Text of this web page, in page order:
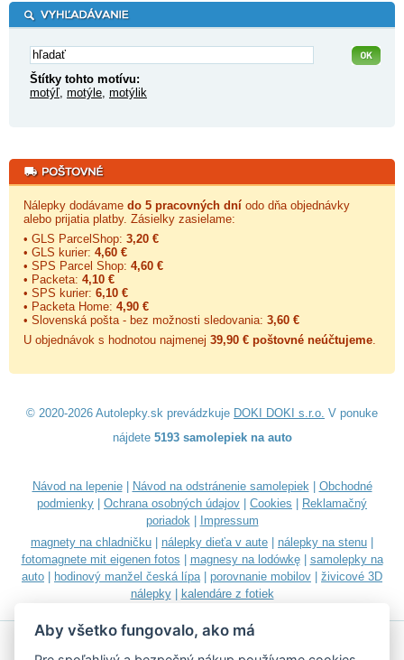
Štítky tohto motívu:
motýľ motýle motýlik
Nálepky dodávame do 5 pracovných dní odo dňa objednávky
alebo prijatia platby. Zásielky zasielame:
• GLS ParcelShop: 3,20 €
• GLS kurier: 4,60 €
• SPS Parcel Shop: 4,60 €
• Packeta: 4,10 €
• SPS kurier: 6,10 €
• Packeta Home: 4,90 €
• Slovenská pošta - bez možnosti sledovania: 3,60 €
U objednávok s hodnotou najmenej 39,90 € poštovné neúčtujeme
© 2020-2026 Autolepky.sk prevádzkuje DOKI DOKI s.r.o. V ponuke
nájdete 5193 samolepiek na auto
Návod na lepenie| Návod na odstránenie samolepiek| Obchodné
podmienky
Ochrana osobných údajov Cookies
Reklamačný
poriadok|
Impressum
magnety na chladničku
nálepky dieťa v aute nálepky na stenu
fotomagnete mit eigenen fotos
magnesy na lodówkę| samolepky na
auto
hodinový manžel česká lípa| porovnanie mobilov
živicové 3D
nálepky| kalendáre z fotiek
Aby všetko fungovalo, ako má